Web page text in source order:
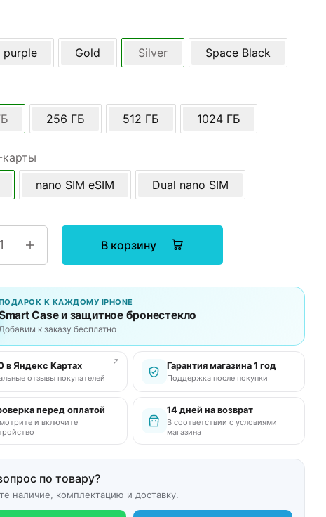
purple
Gold Silver Space Black
256 ГБ 512 ГБ 1024 ГБ
карты
nano SIM eSIM Dual nano SIM
В корзину
ПОДАРОК К КАЖДОМУ IPHONE
Case и защитное бронестекло
к заказу бесплатно
в Яндекс Картах
отзывы покупателей
↗ Гарантия магазина 1 год
Поддержка после покупки
перед оплатой
и включите
14 дней на возврат
В соответствии с условиями
магазина
по товару?
наличие, комплектацию и доставку.